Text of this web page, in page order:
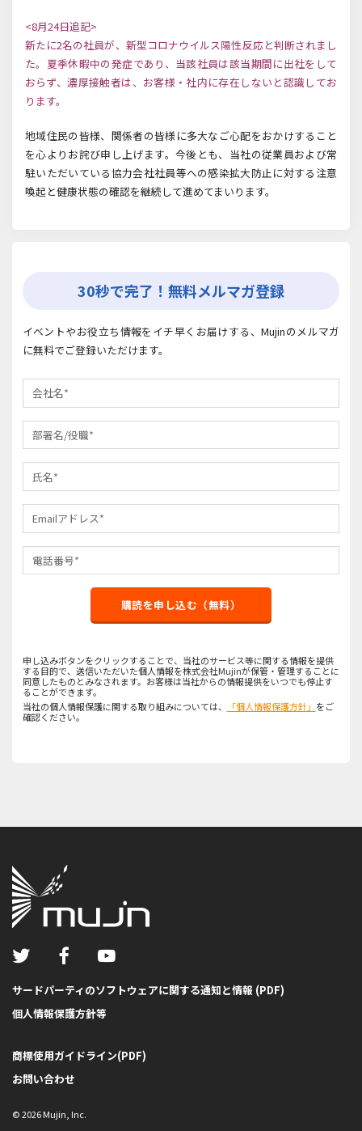
<8月24日追記>
新たに2名の社員が、 新型コロナウイルス陽性反応と判断されまし
た。夏季休暇中の発症であり、当該社員は該当期間に出社をして
おらず、濃厚接触者は、 お客様・社内に存在しないと認識してお
ります。
地域住民の皆様、関係者の皆様に多大なご心配をおかけすること
を心よりお詫び申し上げます。今後とも、当社の従業員および常
駐いただいている協力会社社員等への感染拡大防止に対する注意
喚起と健康状態の確認を継続して進めてまいります。
30秒で完了！無料メルマガ登録
イベントやお役立ち情報をイチ早くお届けする、Mujinのメルマガ
に無料でご登録いただけます。
購読を申し込む（無料）
申し込みボタンをクリックすることで、当社のサービス等に関する情報を提供
する目的で、送信いただいた個人情報を株式会社Mujinが保管・管理することに
同意したものとみなされます。お客様は当社からの情報提供をいつでも停止す
ることができます。
当社の個人情報保護に関する取り組みについては、
「個人情報保護方針」 をご
確認ください。
サードパーティのソフトウェアに関する通知と情報 (PDF)
個人情報保護方針等
商標使用ガイドライン(PDF)
お問い合わせ
©2026Mujin, Inc.